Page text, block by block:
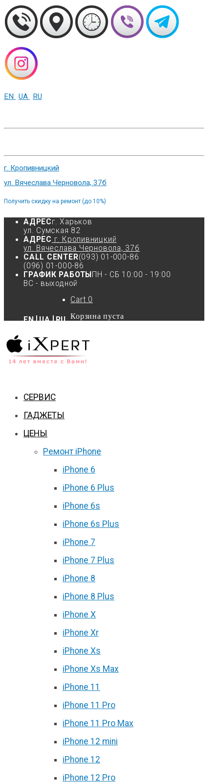
EN UA RU
г. Кропивницкий
ул. Вячеслава Черновола, 37б
Получить скидку на ремонт (до 10%)
АДРЕСг. Харьков
ул. Сумская 82
АДРЕС г. Кропивницкий
ул. Вячеслава Черновола, 37б
CALL CENTER(093) 01-000-86
(096) 01-000-86
ГРАФИК РАБОТЫ ПН - СБ 10:00 - 19:00
ВС - выходной
EN UA RU
Cart 0
Корзина пуста
СЕРВИС
ГАДЖЕТЫ
ЦЕНЫ
Ремонт iPhone
iPhone 6
iPhone 6 Plus
iPhone 6s
iPhone 6s Plus
iPhone 7
iPhone 7 Plus
iPhone 8
iPhone 8 Plus
iPhone X
iPhone Xr
iPhone Xs
iPhone Xs Max
iPhone 11
iPhone 11 Pro
iPhone 11 Pro Max
iPhone 12 mini
iPhone 12
iPhone 12 Pro